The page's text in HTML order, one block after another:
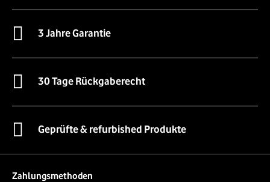
3 Jahre Garantie
30 Tage Rückgaberecht
Geprüfte & refurbished Produkte
Zahlungsmethoden